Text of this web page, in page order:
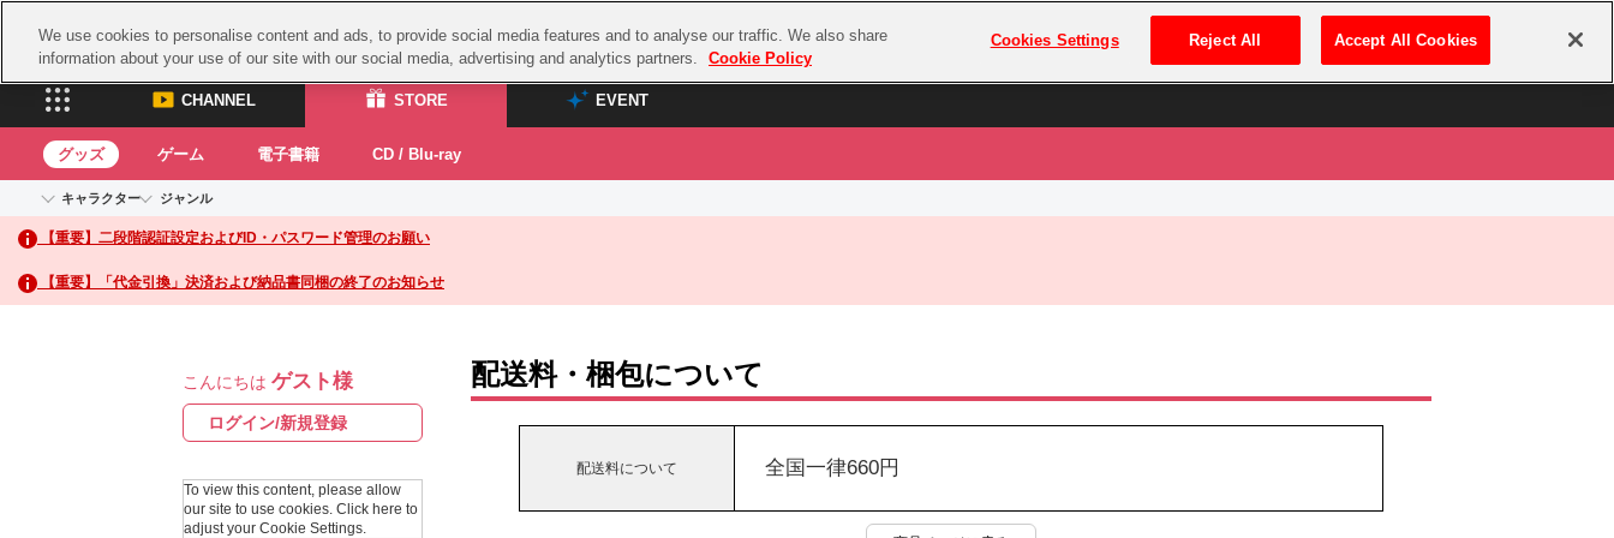
プレミアム会員とは ログイン・新規登録
CHANNEL STORE EVENT
CHANNEL
ASOBI CHANNEL TOP
STORE
ASOBI STORE TOP
グッズ
EVENT
ASOBI STAGE
グッズ ゲーム 電子書籍 CD / Blu-ray
キャラクター
アイドルマスターシリーズ
アイドルマスター
アイドルマスター シンデレラガールズ
アイドルマスター シャイニーカラーズ
学園アイドルマスター
プロジェクトアイマス ヴイアライヴ
テイルズ オブ シリーズ
ナムコクラシック
スサノオマジック
ガンダムシリーズ
ラブライブ！サンシャイン‼
アイドリッシュセブン
ジャンル
イベントグッズ
トイ・ホビー
【重要】二段階認証設定およびID・パスワード管理のお願い
【重要】「代金引換」決済および納品書同梱の終了のお知らせ
こんにちは ゲスト様
ログイン/新規登録
To view this content, please allow
our site to use cookies. Click here to
adjust your Cookie Settings.
配送料・梱包について
配送料について 全国一律660円
We use cookies to personalise content and ads, to provide social media features and to analyse our traffic. We also share
information about your use of our site with our social media, advertising and analytics partners.
Cookie Policy
Cookies Settings Reject All Accept All Cookies